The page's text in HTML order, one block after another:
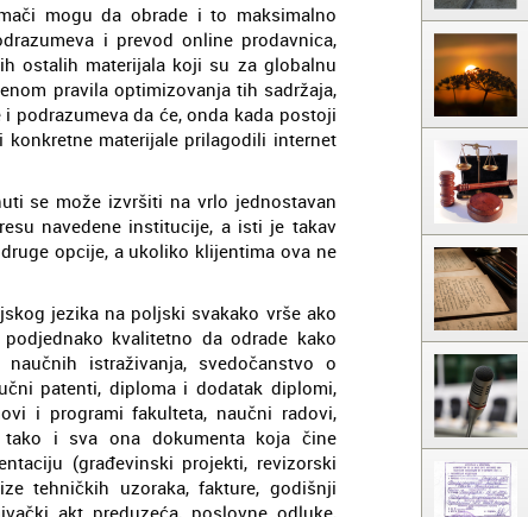
mogu da obrade i to maksimalno
i prevod online prodavnica,
ostalih materijala koji su za globalnu
pravila optimizovanja tih sadržaja,
podrazumeva da će, onda kada postoji
materijale prilagodili internet
se može izvršiti na vrlo jednostavan
navedene institucije, a isti je takav
opcije, a ukoliko klijentima ova ne
jezika na poljski svakako vrše ako
kvalitetno da odrade kako
istraživanja, svedočanstvo o
patenti, diploma i dodatak diplomi,
i programi fakulteta, naučni radovi,
tako i sva ona dokumenta koja čine
(građevinski projekti, revizorski
tehničkih uzoraka, fakture, godišnji
akt preduzeća, poslovne odluke,